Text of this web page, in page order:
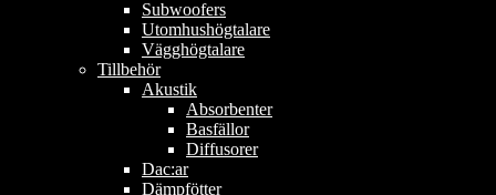
Subwoofers
Utomhushögtalare
Vägghögtalare
Tillbehör
Akustik
Absorbenter
Basfällor
Diffusorer
Dac:ar
Dämpfötter